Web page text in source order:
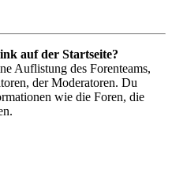
auf der Startseite?
Auflistung des Forenteams,
der Moderatoren. Du
wie die Foren, die